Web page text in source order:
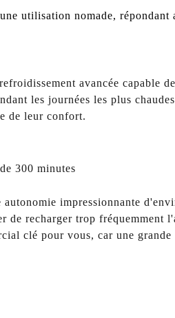
utilisation nomade,
avancée capable
les journées les plus
de leur confort.
300 minutes
impressionnante
recharger trop fréquemment
clé pour vous, car une